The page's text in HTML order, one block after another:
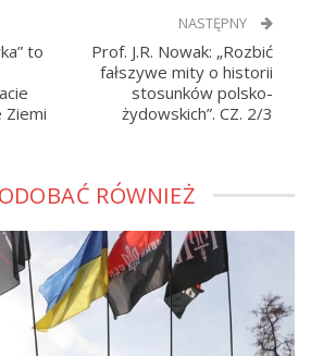
to
Ziemi
NASTĘPNY
Prof. J.R. Nowak: „Rozbić
fałszywe mity o historii
stosunków polsko-
żydowskich”. CZ. 2/3
RÓWNIEŻ